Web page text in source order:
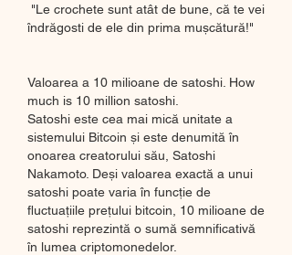
îndrăgosti de ele din prima mușcătură!"
Valoarea a 10 milioane de satoshi. How
much is 10 million satoshi.
Satoshi este cea mai mică unitate a
sistemului Bitcoin și este denumită în
onoarea creatorului său, Satoshi
Nakamoto. Deși valoarea exactă a unui
satoshi poate varia în funcție de
fluctuațiile prețului bitcoin, 10 milioane de
satoshi reprezintă o sumă semnificativă
în lumea criptomonedelor.